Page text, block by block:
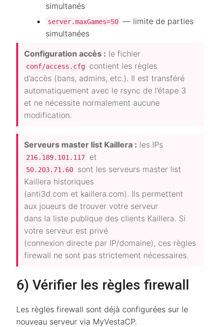
simultanés
server.maxGames=50 — limite de parties
simultanées
Configuration accès : le fichier
conf/access.cfg
contient les règles
d’accès (bans, admins, etc.). Il est transféré
automatiquement avec le rsync de l’étape 3
et ne nécessite normalement aucune
modification.
Serveurs master list Kaillera : les IPs
216.189.101.117 et
50.203.71.60
sont les serveurs master list
Kaillera historiques
(anti3d.com et kaillera.com). Ils permettent
aux joueurs de trouver votre serveur
dans la liste publique des clients Kaillera. Si
votre serveur est privé
(connexion directe par IP/domaine), ces règles
firewall ne sont pas strictement nécessaires.
6) Vérifier les règles firewall
Les règles firewall sont déjà configurées sur le
nouveau serveur via MyVestaCP.